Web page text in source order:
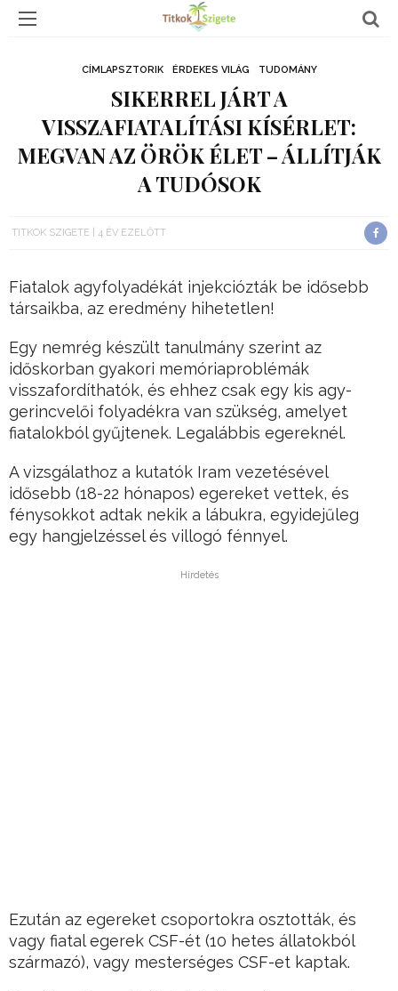
CÍMLAPSZTORIK ÉRDEKES VILÁG TUDOMÁNY
SIKERREL JÁRT A
VISSZAFIATALÍTÁSI KÍSÉRLET:
MEGVAN AZ ÖRÖK ÉLET – ÁLLÍTJÁK
A TUDÓSOK
TITKOK SZIGETE 4 ÉV EZELŐTT
Fiatalok agyfolyadékát injekciózták be idősebb
társaikba, az eredmény hihetetlen!
Egy nemrég készült tanulmány szerint az
időskorban gyakori memóriaproblémák
visszafordíthatók, és ehhez csak egy kis agy-
gerincvelői folyadékra van szükség, amelyet
fiatalokból gyűjtenek. Legalábbis egereknél.
A vizsgálathoz a kutatók Iram vezetésével
idősebb (18-22 hónapos) egereket vettek, és
fénysokkot adtak nekik a lábukra, egyidejűleg
egy hangjelzéssel és villogó fénnyel.
Hirdetés
Ezután az egereket csoportokra osztották, és
vagy fiatal egerek CSF-ét (10 hetes állatokból
származó), vagy mesterséges CSF-et kaptak.